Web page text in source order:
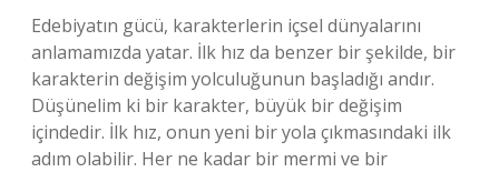
Edebiyatın gücü, karakterlerin içsel dünyalarını
anlamamızda yatar. İlk hız da benzer bir şekilde, bir
karakterin değişim yolculuğunun başladığı andır.
Düşünelim ki bir karakter, büyük bir değişim
içindedir. İlk hız, onun yeni bir yola çıkmasındaki ilk
adım olabilir. Her ne kadar bir mermi ve bir